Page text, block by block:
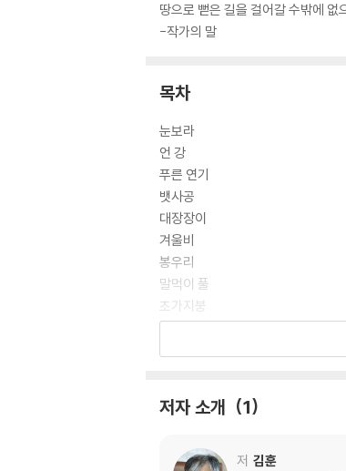
땅으로 뻗은 길을 걸어갈 수밖에 없
-작가의 말
목차
눈보라
언 강
푸른 연기
뱃사공
대장장이
겨울비
봉우리
말먹이 풀
초가지붕
계집아이
웃으면서 곡하기
사다리
저자 소개 1
저 김훈